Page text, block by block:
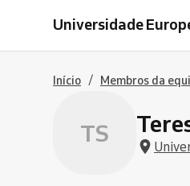
Universidade
Início / Membros da
TS